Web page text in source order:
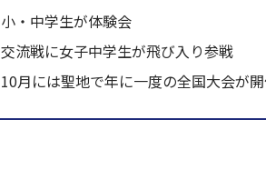
小・中学生が体験会
交流戦に女子中学生が飛び入り参戦
10月には聖地で年に一度の全国大会が